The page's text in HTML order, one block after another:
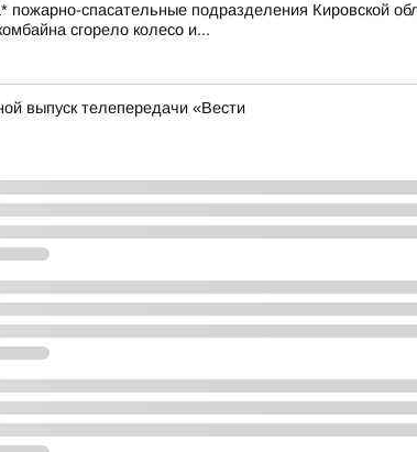
спасательные подразделения Кировской
сгорело колесо и...
выпуск телепередачи «Вести